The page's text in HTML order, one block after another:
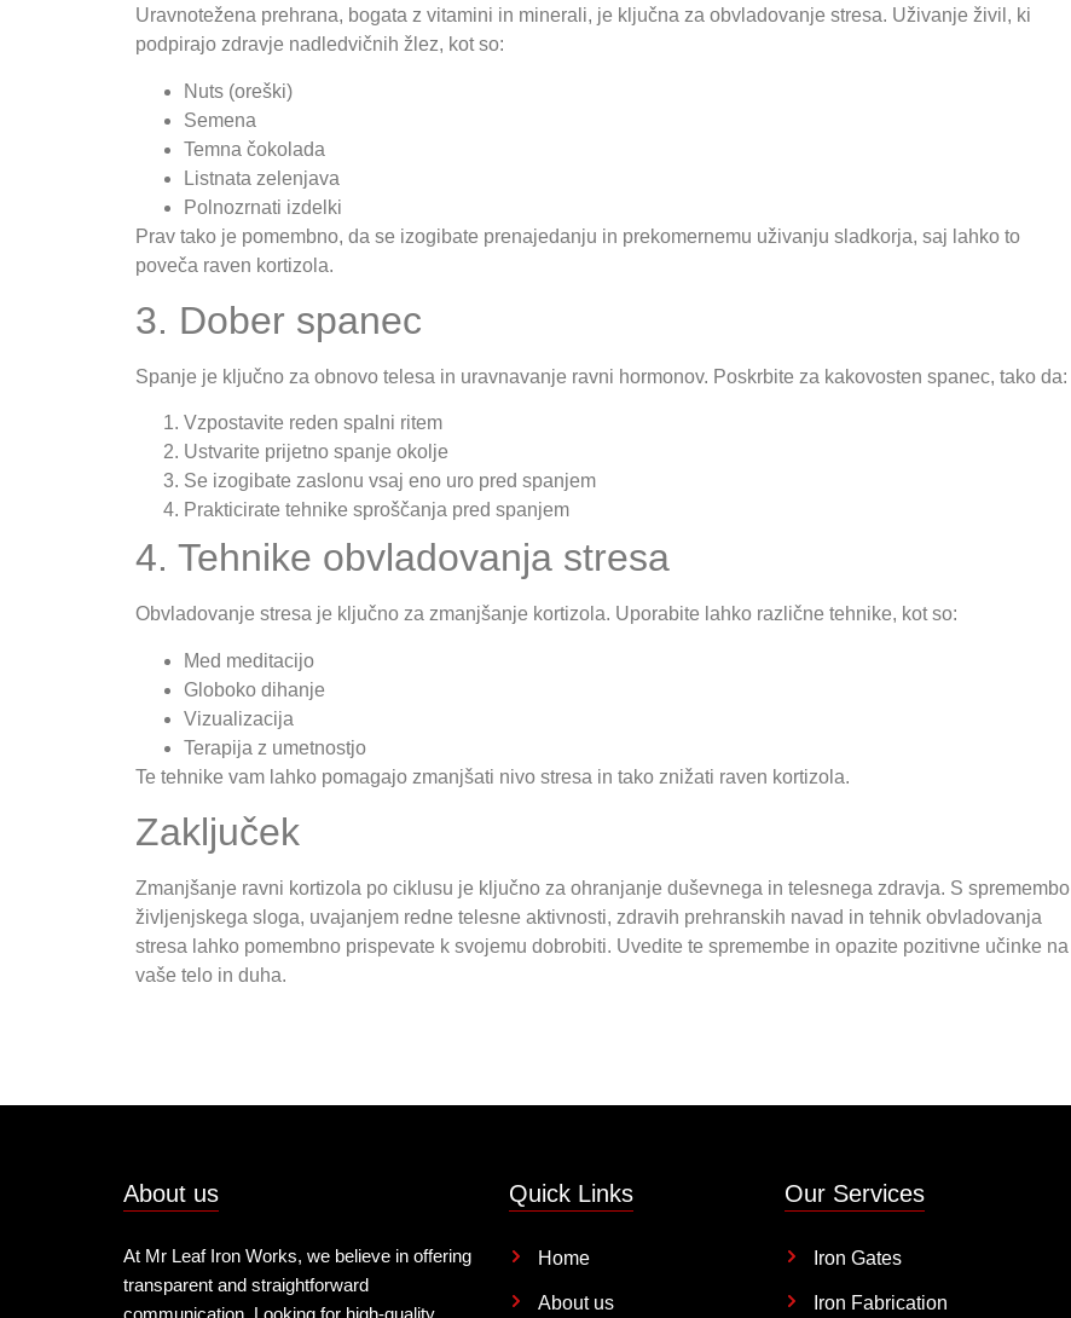
Uravnotežena prehrana, bogata z vitamini in minerali, je ključna za obvladovanje stresa. Uživanje živil, ki
podpirajo zdravje nadledvičnih žlez, kot so:
Nuts (oreški)
Semena
Temna čokolada
Listnata zelenjava
Polnozrnati izdelki
Prav tako je pomembno, da se izogibate prenajedanju in prekomernemu uživanju sladkorja, saj lahko to
poveča raven kortizola.
3. Dober spanec
Spanje je ključno za obnovo telesa in uravnavanje ravni hormonov. Poskrbite za kakovosten spanec, tako da:
Vzpostavite reden spalni ritem
Ustvarite prijetno spanje okolje
Se izogibate zaslonu vsaj eno uro pred spanjem
Prakticirate tehnike sproščanja pred spanjem
4. Tehnike obvladovanja stresa
Obvladovanje stresa je ključno za zmanjšanje kortizola. Uporabite lahko različne tehnike, kot so:
Med meditacijo
Globoko dihanje
Vizualizacija
Terapija z umetnostjo
Te tehnike vam lahko pomagajo zmanjšati nivo stresa in tako znižati raven kortizola.
Zaključek
Zmanjšanje ravni kortizola po ciklusu je ključno za ohranjanje duševnega in telesnega zdravja. S spremembo
življenjskega sloga, uvajanjem redne telesne aktivnosti, zdravih prehranskih navad in tehnik obvladovanja
stresa lahko pomembno prispevate k svojemu dobrobiti. Uvedite te spremembe in opazite pozitivne učinke na
vaše telo in duha.
About us
At Mr Leaf Iron Works, we believe in offering
transparent and straightforward
communication, Looking for high-quality
Quick Links
Home
About us
Our Services
Iron Gates
Iron Fabrication